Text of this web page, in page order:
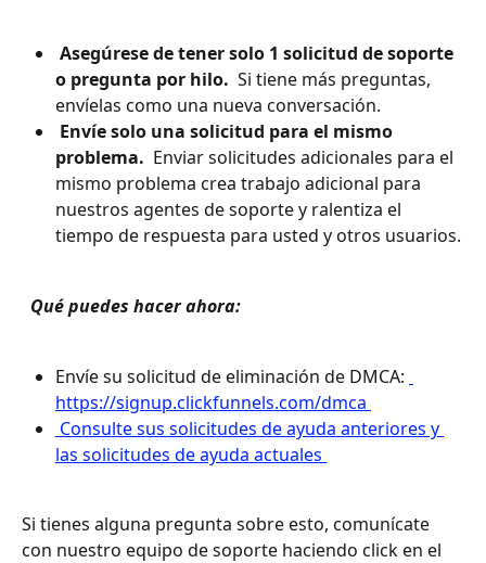
o pregunta por hilo. Si tiene más preguntas,
envíelas como una nueva conversación.
problema. Enviar solicitudes adicionales para el
mismo problema crea trabajo adicional para
nuestros agentes de soporte y ralentiza el
tiempo de respuesta para usted y otros usuarios.
Qué puedes hacer ahora:
Envíe su solicitud de eliminación de DMCA:
https://signup.clickfunnels.com/dmca
las solicitudes de ayuda actuales
Si tienes alguna pregunta sobre esto, comunícate
con nuestro equipo de soporte haciendo click en el